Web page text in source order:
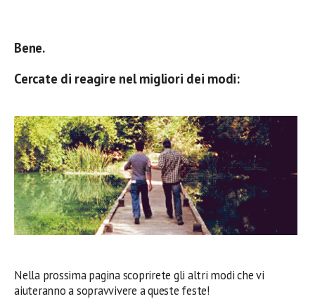
Bene.
Cercate di reagire nel migliori dei modi:
Nella prossima pagina scoprirete gli altri modi che vi
aiuteranno a sopravvivere a queste feste!